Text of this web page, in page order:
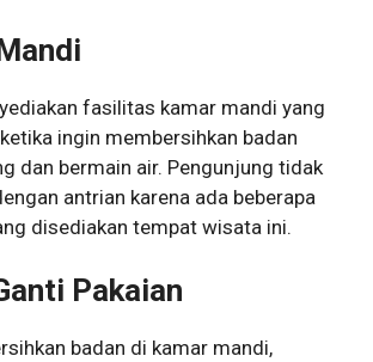
fasilitas kamar mandi yang
ingin membersihkan badan
dan bermain air. Pengunjung tidak
antrian karena ada beberapa
disediakan tempat wisata ini.
Pakaian
badan di kamar mandi,